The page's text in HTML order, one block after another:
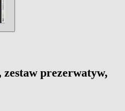
prezerwatyw,